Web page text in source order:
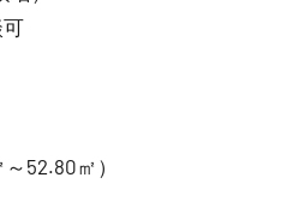
52.80㎡）